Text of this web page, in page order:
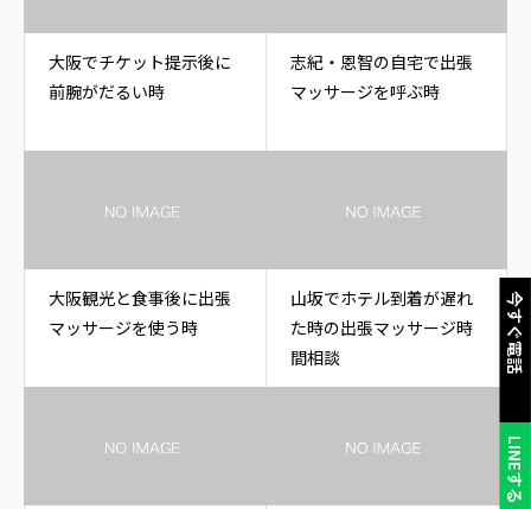
今すぐ電話
LINEする
大阪でチケット提示後に
前腕がだるい時
志紀・恩智の自宅で出張
マッサージを呼ぶ時
大阪観光と食事後に出張
マッサージを使う時
山坂でホテル到着が遅れ
た時の出張マッサージ時
間相談